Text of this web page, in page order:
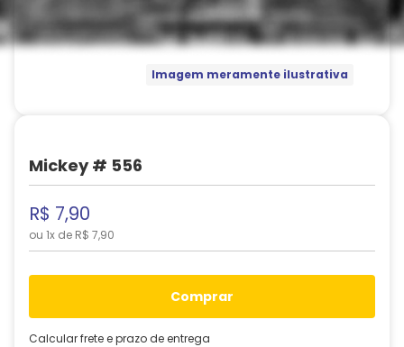
Imagem meramente ilustrativa
Mickey # 556
R$ 7,90
ou 1x de R$ 7,90
comprar
Calcular frete e prazo de entrega